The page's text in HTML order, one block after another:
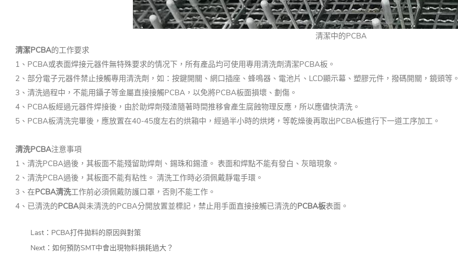
清潔中的PCBA
清潔PCBA的工作要求
1、PCBA或表面焊接元器件無特殊要求的情况下，所有產品均可使用專用清洗劑清潔PCBA板。
2、部分電子元器件禁止接觸專用清洗劑，如：按鍵開關、網口插座、蜂鳴器、電池片、LCD顯示幕、塑膠元件，撥碼開關，鏡頭等。
3、清洗過程中，不能用鑷子等金屬直接接觸PCBA，以免將PCBA板面損壞、劃傷。
4、PCBA板經過元器件焊接後，由於助焊劑殘渣隨著時間推移會產生腐蝕物理反應，所以應儘快清洗。
5、PCBA板清洗完畢後，應放置在40-45度左右的烘箱中，經過半小時的烘烤，等乾燥後再取出PCBA板進行下一道工序加工。
清洗PCBA注意事項
1、清洗PCBA過後，其板面不能殘留助焊劑、錫珠和錫渣。 表面和焊點不能有發白、灰暗現象。
2、清洗PCBA過後，其板面不能有粘性。 清洗工作時必須佩戴靜電手環。
3、在PCBA清洗工作前必須佩戴防護口罩，否則不能工作。
4、已清洗的PCBA與未清洗的PCBA分開放置並標記，禁止用手面直接接觸已清洗的PCBA板表面。
Last： PCBA打件拋料的原因與對策
Next： 如何預防SMT中會出現物料損耗過大？